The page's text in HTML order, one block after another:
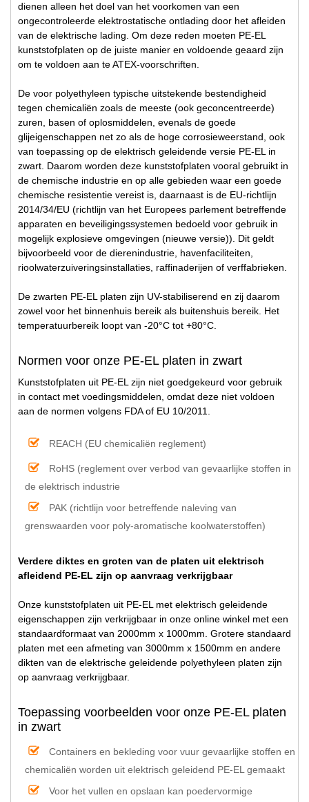
dienen alleen het doel van het voorkomen van een
ongecontroleerde elektrostatische ontlading door het afleiden
van de elektrische lading. Om deze reden moeten PE-EL
kunststofplaten op de juiste manier en voldoende geaard zijn
om te voldoen aan te ATEX-voorschriften.
De voor polyethyleen typische uitstekende bestendigheid
tegen chemicaliën zoals de meeste (ook geconcentreerde)
zuren, basen of oplosmiddelen, evenals de goede
glijeigenschappen net zo als de hoge corrosieweerstand, ook
van toepassing op de elektrisch geleidende versie PE-EL in
zwart. Daarom worden deze kunststofplaten vooral gebruikt in
de chemische industrie en op alle gebieden waar een goede
chemische resistentie vereist is, daarnaast is de EU-richtlijn
2014/34/EU (richtlijn van het Europees parlement betreffende
apparaten en beveiligingssystemen bedoeld voor gebruik in
mogelijk explosieve omgevingen (nieuwe versie)). Dit geldt
bijvoorbeeld voor de dierenindustrie, havenfaciliteiten,
rioolwaterzuiveringsinstallaties, raffinaderijen of verffabrieken.
De zwarten PE-EL platen zijn UV-stabiliserend en zij daarom
zowel voor het binnenhuis bereik als buitenshuis bereik. Het
temperatuurbereik loopt van -20°C tot +80°C.
Normen voor onze PE-EL platen in zwart
Kunststofplaten uit PE-EL zijn niet goedgekeurd voor gebruik
in contact met voedingsmiddelen, omdat deze niet voldoen
aan de normen volgens FDA of EU 10/2011.
REACH (EU chemicaliën reglement)
RoHS (reglement over verbod van gevaarlijke stoffen in
de elektrisch industrie
PAK (richtlijn voor betreffende naleving van
grenswaarden voor poly-aromatische koolwaterstoffen)
Verdere diktes en groten van de platen uit elektrisch
afleidend PE-EL zijn op aanvraag verkrijgbaar
Onze kunststofplaten uit PE-EL met elektrisch geleidende
eigenschappen zijn verkrijgbaar in onze online winkel met een
standaardformaat van 2000mm x 1000mm. Grotere standaard
platen met een afmeting van 3000mm x 1500mm en andere
dikten van de elektrische geleidende polyethyleen platen zijn
op aanvraag verkrijgbaar.
Toepassing voorbeelden voor onze PE-EL platen
in zwart
Containers en bekleding voor vuur gevaarlijke stoffen en
chemicaliën worden uit elektrisch geleidend PE-EL gemaakt
Voor het vullen en opslaan kan poedervormige